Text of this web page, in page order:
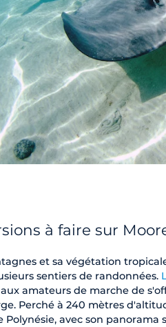
à faire sur
et sa végétation
sentiers de randonnées.
amateurs de marche de
Perché à 240 mètres
Polynésie, avec son